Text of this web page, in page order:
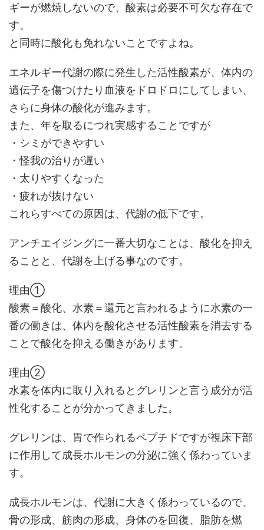
ギーが燃焼しないので、酸素は必要不可欠な存在で
す。
と同時に酸化も免れないことですよね。
エネルギー代謝の際に発生した活性酸素が、体内の
遺伝子を傷つけたり血液をドロドロにしてしまい、
さらに身体の酸化が進みます。
また、年を取るにつれ実感することですが
・シミができやすい
・怪我の治りが遅い
・太りやすくなった
・疲れが抜けない
これらすべての原因は、代謝の低下です。
アンチエイジングに一番大切なことは、酸化を抑え
ることと、代謝を上げる事なのです。
理由①
酸素＝酸化、水素＝還元と言われるように水素の一
番の働きは、体内を酸化させる活性酸素を消去する
ことで酸化を抑える働きがあります。
理由②
水素を体内に取り入れるとグレリンと言う成分が活
性化することが分かってきました。
グレリンは、胃で作られるペプチドですが視床下部
に作用して成長ホルモンの分泌に強く係わっていま
す。
成長ホルモンは、代謝に大きく係わっているので、
骨の形成、筋肉の形成、身体のを回復、脂肪を燃